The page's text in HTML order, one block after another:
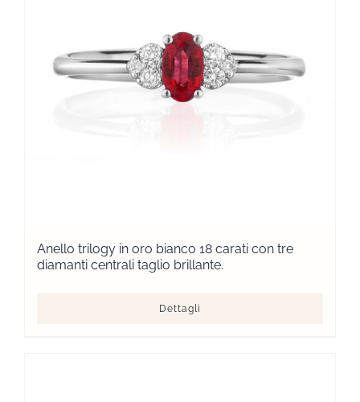
Anello trilogy in oro bianco 18 carati con tre
diamanti centrali taglio brillante.
Dettagli